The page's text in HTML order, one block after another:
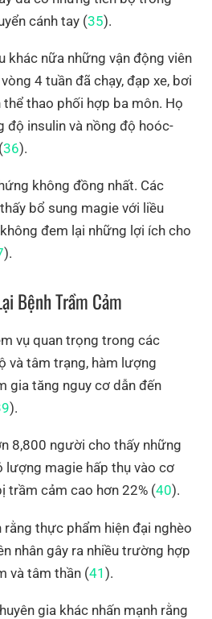
cánh tay (35).
khác nữa những vận động viên
4 tuần đã chạy, đạp xe, bơi
thao phối hợp ba môn. Họ
độ insulin và nồng độ hoóc-
36).
không đồng nhất. Các
bổ sung magie với liều
đem lại những lợi ích cho
).
Bệnh Trầm Cảm
vụ quan trọng trong các
và tâm trạng, hàm lượng
gia tăng nguy cơ dẫn đến
).
8,800 người cho thấy những
magie hấp thụ vào cơ
trầm cảm cao hơn 22% (40).
thực phẩm hiện đại nghèo
nhân gây ra nhiều trường hợp
và tâm thần (41 ).
gia khác nhấn mạnh rằng